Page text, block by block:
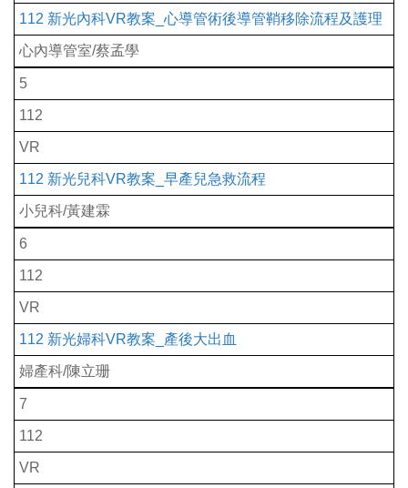
112 新光內科VR教案_心導管術後導管鞘移除流程及護理
心內導管室/蔡孟學
5
112
VR
112 新光兒科VR教案_早產兒急救流程
小兒科/黃建霖
6
112
VR
112 新光婦科VR教案_產後大出血
婦產科/陳立珊
7
112
VR